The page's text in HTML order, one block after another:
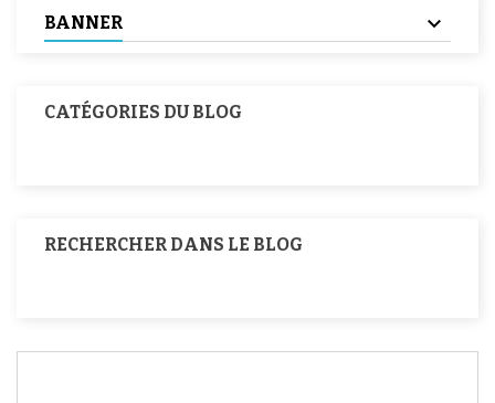
BANNER
CATÉGORIES DU BLOG
RECHERCHER DANS LE BLOG